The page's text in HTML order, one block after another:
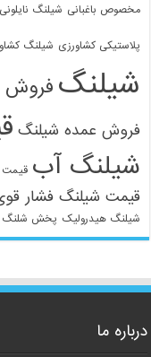
مخصوص باغبانی شیلنگ
پلاستیکی کشاورزی شیلنگ
شیلنگ فروش
فروش عمده شیلنگ
شیلنگ آب قیمت
قیمت شیلنگ فشار
شیلنگ هیدرولیک پخش شلنگ
درباره ما